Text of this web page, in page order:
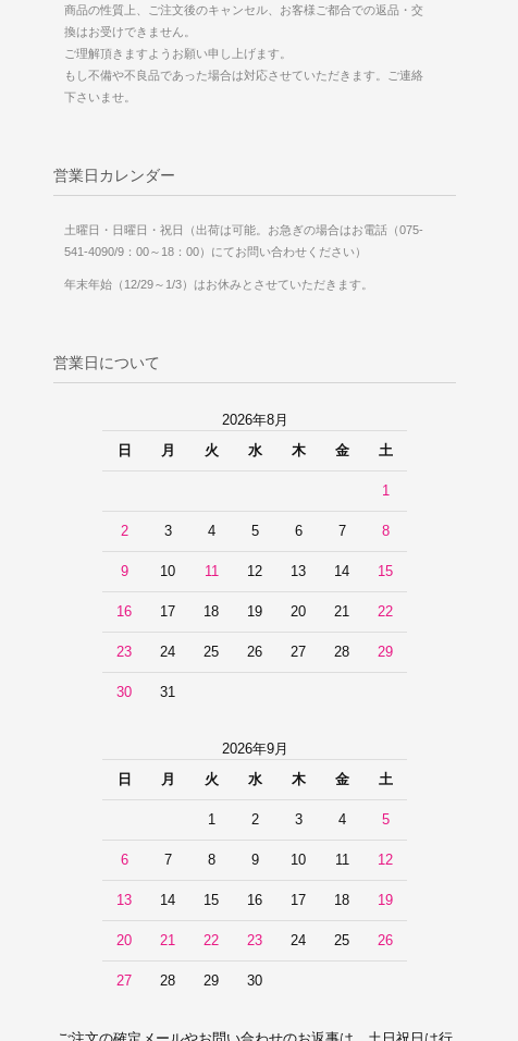
商品の性質上、ご注文後のキャンセル、お客様ご都合での返品・交
換はお受けできません。
ご理解頂きますようお願い申し上げます。
もし不備や不良品であった場合は対応させていただきます。ご連絡
下さいませ。
営業日カレンダー
土曜日・日曜日・祝日（出荷は可能。お急ぎの場合はお電話（075-
541-4090/9：00～18：00）にてお問い合わせください）
年末年始（12/29～1/3）はお休みとさせていただきます。
営業日について
2026年8月
日
月 火 水 木 金 土
1
2 3 4 5 6 7 8
9 10 11 12 13 14 15
16 17 18 19 20 21 22
23 24 25 26 27 28 29
30 31
2026年9月
日
月 火 水 木 金 土
1 2 3 4 5
6 7 8 9 10 11 12
13 14 15 16 17 18 19
20 21 22 23 24 25 26
27 28 29 30